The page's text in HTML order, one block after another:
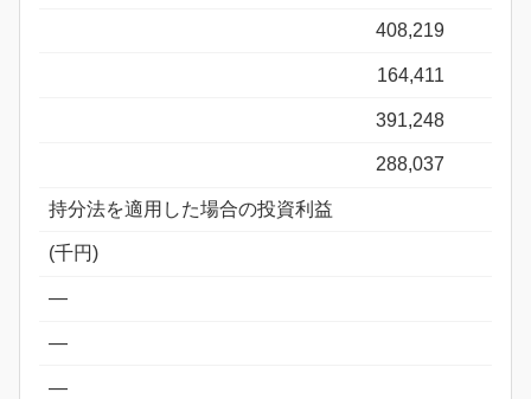
408,219
164,411
391,248
288,037
持分法を適用した場合の投資利益
(千円)
―
―
―